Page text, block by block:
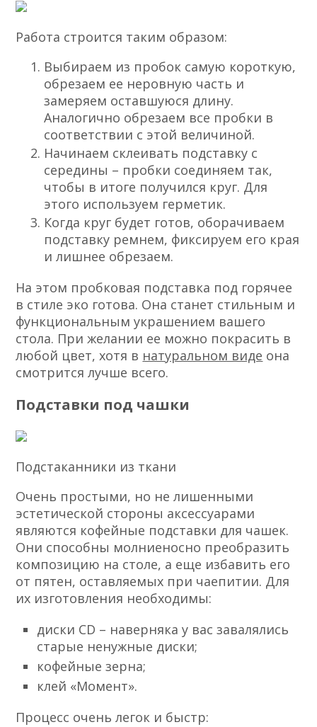
Работа строится таким образом:
Выбираем из пробок самую короткую,
обрезаем ее неровную часть и
замеряем оставшуюся длину.
Аналогично обрезаем все пробки в
соответствии с этой величиной.
Начинаем склеивать подставку с
середины – пробки соединяем так,
чтобы в итоге получился круг. Для
этого используем герметик.
Когда круг будет готов, оборачиваем
подставку ремнем, фиксируем его края
и лишнее обрезаем.
На этом пробковая подставка под горячее
в стиле эко готова. Она станет стильным и
функциональным украшением вашего
стола. При желании ее можно покрасить в
любой цвет, хотя в натуральном виде она
смотрится лучше всего.
Подставки под чашки
Подстаканники из ткани
Очень простыми, но не лишенными
эстетической стороны аксессуарами
являются кофейные подставки для чашек.
Они способны молниеносно преобразить
композицию на столе, а еще избавить его
от пятен, оставляемых при чаепитии. Для
их изготовления необходимы:
диски CD – наверняка у вас завалялись
старые ненужные диски;
кофейные зерна;
клей «Момент».
Процесс очень легок и быстр: